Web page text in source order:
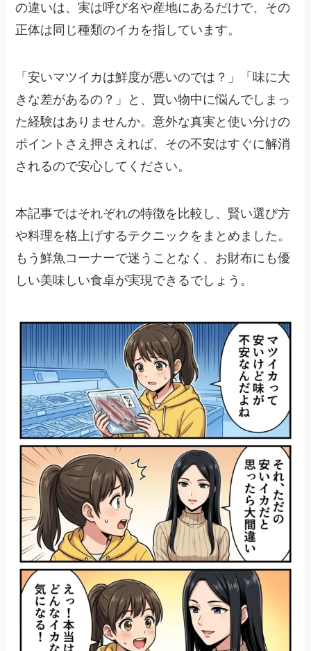
の違いは、実は呼び名や産地にあるだけで、その
正体は同じ種類のイカを指しています。
「安いマツイカは鮮度が悪いのでは？」「味に大
きな差があるの？」と、買い物中に悩んでしまっ
た経験はありませんか。意外な真実と使い分けの
ポイントさえ押さえれば、その不安はすぐに解消
されるので安心してください。
本記事ではそれぞれの特徴を比較し、賢い選び方
や料理を格上げするテクニックをまとめました。
もう鮮魚コーナーで迷うことなく、お財布にも優
しい美味しい食卓が実現できるでしょう。